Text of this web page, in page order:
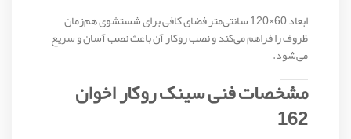
ابعاد 60×120 سانتی‌متر فضای کافی برای شستشوی هم‌زمان
ظروف را فراهم می‌کند و نصب روکار آن باعث نصب آسان و سریع
می‌شود.
مشخصات فنی سینک روکار اخوان
162